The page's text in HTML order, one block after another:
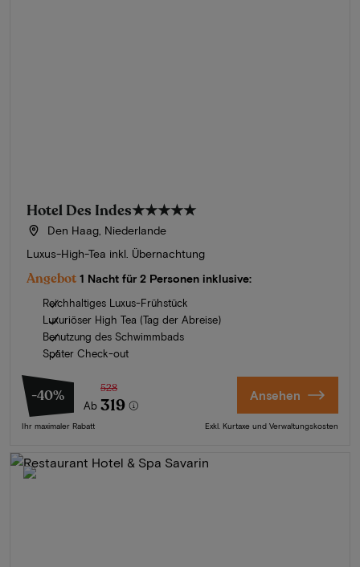
Hotel Des Indes★★★★★
Den Haag, Niederlande
Luxus-High-Tea inkl. Übernachtung
Angebot 1 Nacht für 2 Personen inklusive:
Reichhaltiges Luxus-Frühstück
Luxuriöser High Tea (Tag der Abreise)
Benutzung des Schwimmbads
Später Check-out
-40%
Ab
528
319
Ihr maximaler Rabatt
Ansehen
Exkl. Kurtaxe und Verwaltungskosten